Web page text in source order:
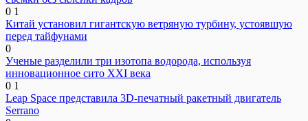
0 1
Китай установил гигантскую ветряную турбину, устоявшую
перед тайфунами
0
Ученые разделили три изотопа водорода, используя
инновационное сито XXI века
0 1
Leap Space представила 3D-печатный ракетный двигатель
Serrano